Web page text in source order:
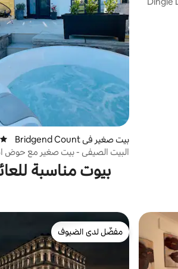
بيت صغير في Bridgend Count
y Borough
البيت الصيفي - بيت صغير مع حوض
بيوت مناسبة
مفضّل لدى الضيوف
مفضّل لدى الضيوف